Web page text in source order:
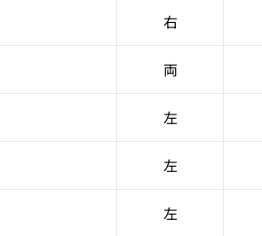
右
両
左
左
左